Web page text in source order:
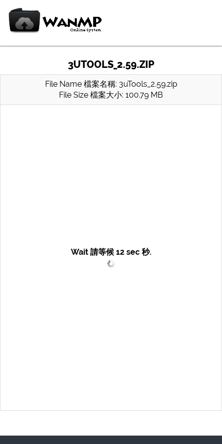
3UTOOLS_2.59.ZIP
File Name 檔案名稱: 3uTools_2.59.zip
File Size 檔案大小: 100.79 MB
Wait 請等候 12sec 秒.